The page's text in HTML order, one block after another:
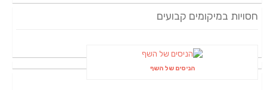
חסויות במיקומים קבועים
הניסים של השף